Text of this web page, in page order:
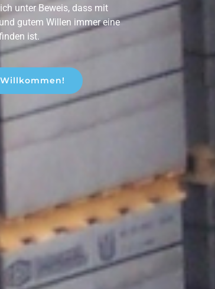
unter Beweis, dass mit
gutem Willen immer eine
ist.